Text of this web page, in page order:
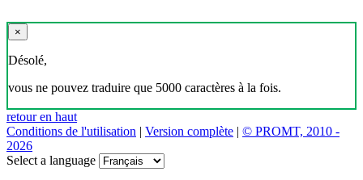
×
Désolé,
vous ne pouvez traduire que 5000 caractères à la fois.
retour en haut
Conditions de l'utilisation | Version complète | © PROMT, 2010 -
2026
Select a language